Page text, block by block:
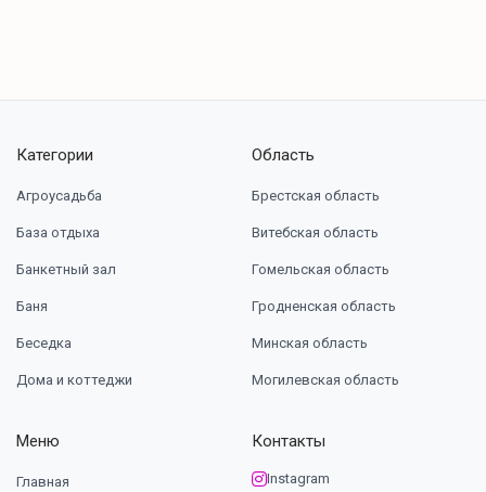
Категории
Агроусадьба
База отдыха
Банкетный зал
Баня
Беседка
Дома и коттеджи
Область
Брестская область
Витебская область
Гомельская область
Гродненская область
Минская область
Могилевская область
Меню
Главная
Контакты
Instagram